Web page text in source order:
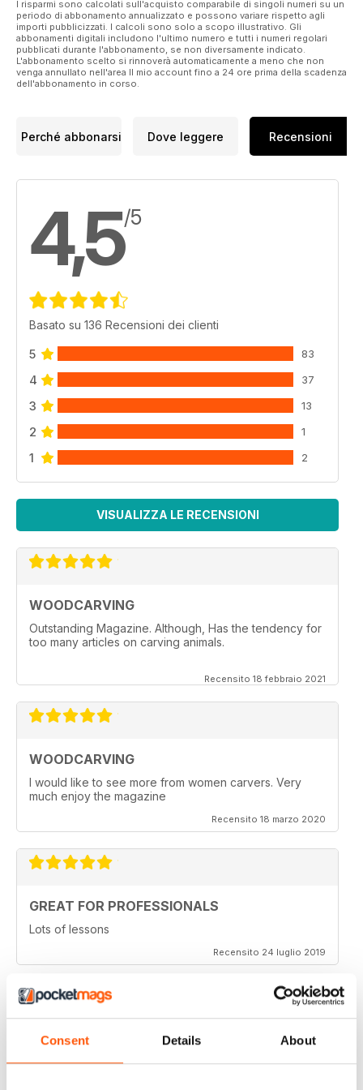
Consent Details About
All this and more in Woodcarving magazine 199!
I risparmi sono calcolati sull'acquisto comparabile di singoli numeri su un
periodo di abbonamento annualizzato e possono variare rispetto agli
importi pubblicizzati. I calcoli sono solo a scopo illustrativo. Gli
abbonamenti digitali includono l'ultimo numero e tutti i numeri regolari
pubblicati durante l'abbonamento, se non diversamente indicato.
L'abbonamento scelto si rinnoverà automaticamente a meno che non
venga annullato nell'area Il mio account fino a 24 ore prima della scadenza
dell'abbonamento in corso.
Perché abbonarsi Dove leggere Recensioni
4,5/5
Basato su 136 Recensioni dei clienti
5 83
4 37
3 13
2 1
1 2
VISUALIZZA LE RECENSIONI
WOODCARVING
Outstanding Magazine. Although, Has the tendency for
too many articles on carving animals.
Recensito 18 febbraio 2021
WOODCARVING
I would like to see more from women carvers. Very
much enjoy the magazine
Recensito 18 marzo 2020
GREAT FOR PROFESSIONALS
Lots of lessons
Recensito 24 luglio 2019
VERY INSPIRING
Full of ideas